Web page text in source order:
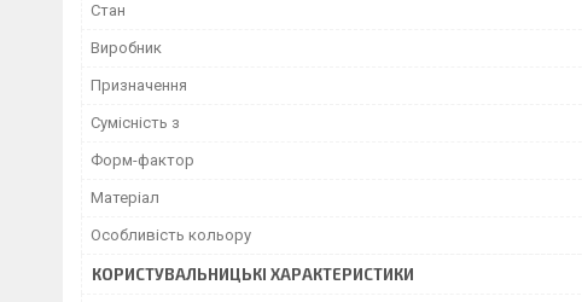
Стан
Виробник
Призначення
Сумісність з
Форм-фактор
Матеріал
Особливість кольору
КОРИСТУВАЛЬНИЦЬКІ ХАРАКТЕРИСТИКИ